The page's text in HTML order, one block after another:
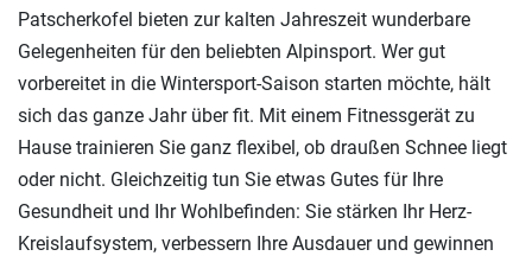
Patscherkofel bieten zur kalten Jahreszeit wunderbare
Gelegenheiten für den beliebten Alpinsport. Wer gut
vorbereitet in die Wintersport-Saison starten möchte, hält
sich das ganze Jahr über fit. Mit einem Fitnessgerät zu
Hause trainieren Sie ganz flexibel, ob draußen Schnee liegt
oder nicht. Gleichzeitig tun Sie etwas Gutes für Ihre
Gesundheit und Ihr Wohlbefinden: Sie stärken Ihr Herz-
Kreislaufsystem, verbessern Ihre Ausdauer und gewinnen